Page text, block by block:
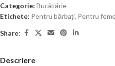
Categorie: Bucătărie
Etichete: Pentru bărbați, Pentru
Share:
Descriere